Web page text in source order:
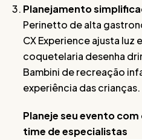
Planejamento
Perinetto de alta
CX Experience ajusta luz
coquetelaria desenha
Bambini de recreação
experiência das crianças.
Planeje seu evento
time de especialistas